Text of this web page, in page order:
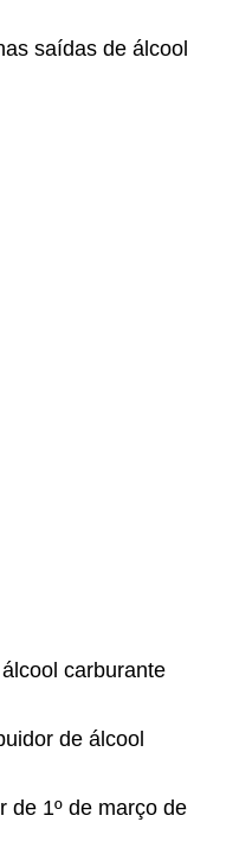
saídas de álcool
carburante
de álcool
de 1º de março de